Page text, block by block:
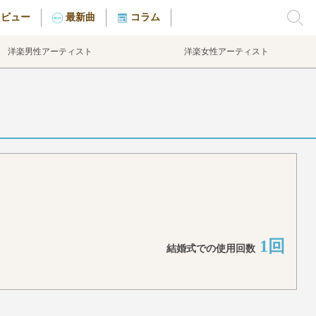
ュー 最新曲 コラム
洋楽男性アーティスト 洋楽女性アーティスト
結婚式での使用回数 1回